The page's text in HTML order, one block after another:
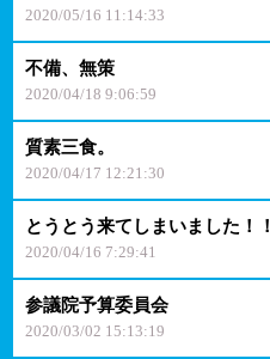
2020/05/16 11:14:33
不備、無策
2020/04/18 9:06:59
質素三食。
2020/04/17 12:21:30
とうとう来てしまいました！！
2020/04/16 7:29:41
参議院予算委員会
2020/03/02 15:13:19